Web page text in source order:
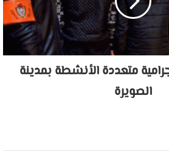
متعددة الأنشطة بمدينة
الصويرة